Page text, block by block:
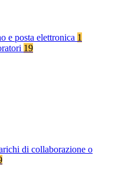
e posta elettronica 1
19
di collaborazione o